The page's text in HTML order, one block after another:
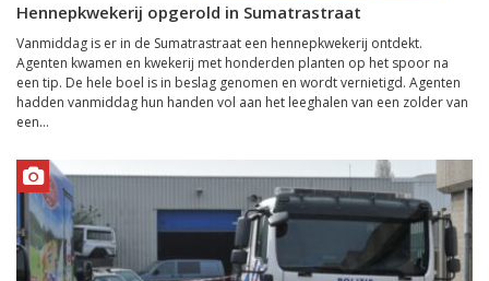
Hennepkwekerij opgerold in Sumatrastraat
Vanmiddag is er in de Sumatrastraat een hennepkwekerij ontdekt.
Agenten kwamen en kwekerij met honderden planten op het spoor na
een tip. De hele boel is in beslag genomen en wordt vernietigd. Agenten
hadden vanmiddag hun handen vol aan het leeghalen van een zolder van
een...